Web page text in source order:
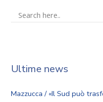
Ultime news
Mazzucca / «Il Sud può